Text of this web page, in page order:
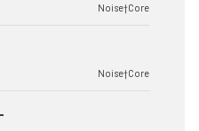
Noise†Core
Noise†Core